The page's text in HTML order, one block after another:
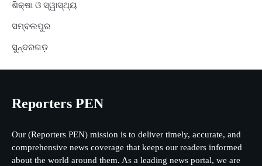
ଶିକ୍ଷା ଓ ସ୍ୱାସ୍ଥ୍ୟ
ସମ୍ବଲପୁର
ସୁନ୍ଦରଗଡ଼
Reporters PEN
Our (Reporters PEN) mission is to deliver timely, accurate, and
comprehensive news coverage that keeps our readers informed
about the world around them. As a leading news portal, we are